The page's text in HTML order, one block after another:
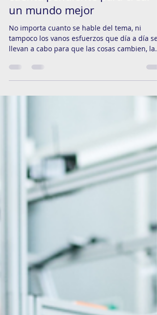
Reducir la brecha salarial, una
cuenta pendiente para crear
un mundo mejor
No importa cuanto se hable del tema, ni
tampoco los vanos esfuerzos que día a día se